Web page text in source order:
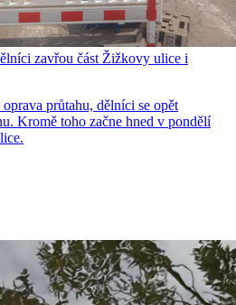
zavřou část Žižkovy ulice i
průtahu, dělníci se opět
Kromě toho začne hned v pondělí